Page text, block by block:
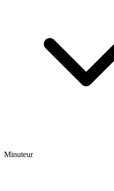
Minuteur